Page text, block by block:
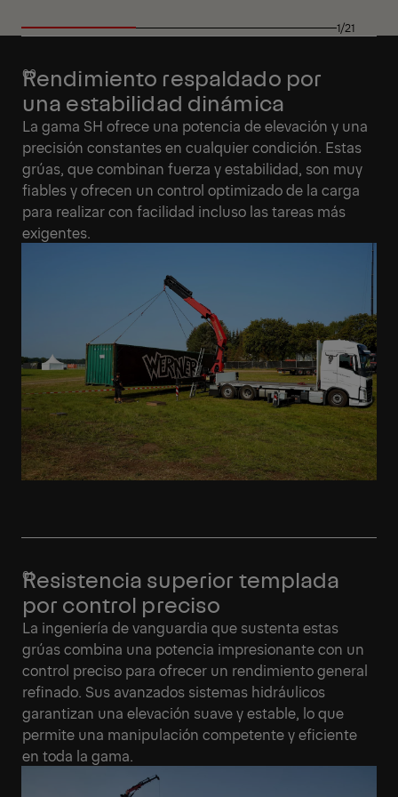
1/21
Rendimiento respaldado por
una estabilidad dinámica
La gama SH ofrece una potencia de elevación y una
precisión constantes en cualquier condición. Estas
grúas, que combinan fuerza y estabilidad, son muy
fiables y ofrecen un control optimizado de la carga
para realizar con facilidad incluso las tareas más
exigentes.
Resistencia superior templada
por control preciso
La ingeniería de vanguardia que sustenta estas
grúas combina una potencia impresionante con un
control preciso para ofrecer un rendimiento general
refinado. Sus avanzados sistemas hidráulicos
garantizan una elevación suave y estable, lo que
permite una manipulación competente y eficiente
en toda la gama.